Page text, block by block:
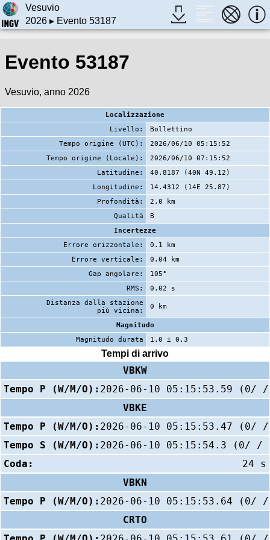
Vesuvio
2026▸ Evento 53187
Evento 53187
Vesuvio, anno 2026
Localizzazione
Livello:
Bollettino
Tempo origine (UTC):
2026/06/10 05:15:52
Tempo origine (Locale):
2026/06/10 07:15:52
Latitudine:
40.8187 (40N 49.12)
Longitudine:
14.4312 (14E 25.87)
Profondità:
2.0 km
Qualità
B
Incertezze
Errore orizzontale:
0.1 km
Errore verticale:
0.04 km
Gap angolare:
105°
RMS:
0.02 s
Distanza dalla stazione
più vicina:
0 km
Magnitudo
Magnitudo durata
1.0 ± 0.3
Tempi di arrivo
VBKW
Tempo P (W/M/O): 2026-06-10 05:15:53.59 (0/
VBKE
Tempo P (W/M/O): 2026-06-10 05:15:53.47 (0/
Tempo S (W/M/O): 2026-06-10 05:15:54.3 (0/ /
Coda:
24 s
VBKN
Tempo P (W/M/O): 2026-06-10 05:15:53.64 (0/
CRTO